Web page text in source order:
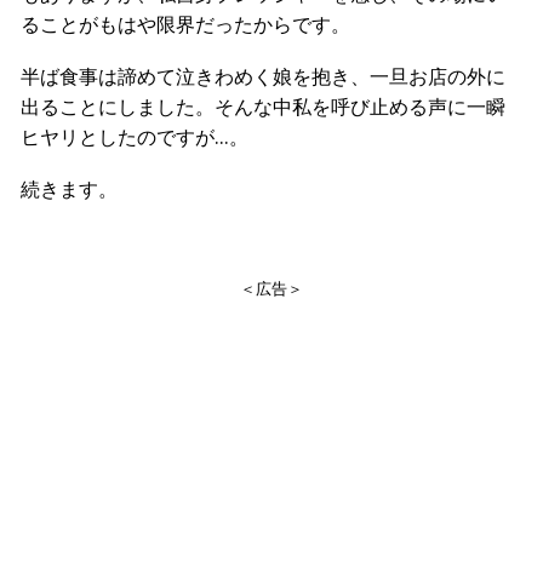
ることがもはや限界だったからです。
半ば食事は諦めて泣きわめく娘を抱き、一旦お店の外に
出ることにしました。そんな中私を呼び止める声に一瞬
ヒヤリとしたのですが…。
続きます。
＜広告＞